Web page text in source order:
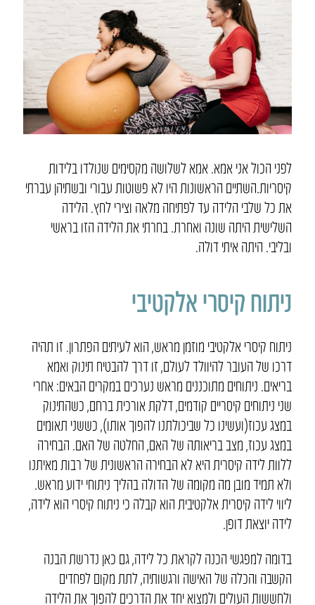
לפני הכול אני אמא. אמא לשלושה מקסימים שנולדו בלידות
קיסריות.השתיים הראשונות היו לא פשוטות עבורי ובשתיהן עברתי
את כל שלבי הלידה עד לפתיחה מלאה וצירי לחץ. הלידה
השלישית היתה שונה ואחרת. בחרתי את הלידה הזו בראשי
ובליבי. היתה איתי דולה.
ניתוח קיסרי אלקטיבי
ניתוח קיסרי אלקטיבי מוזמן מראש, הוא לעיתים הפתרון. זו תהיה
דרכו של העובר להיוולד לעולם, זו דרך להבטיח תינוק ואמא
בריאים. ניתוחים מתוכננים מראש נערכים במקרים הבאים: אחרי
שני ניתוחים קיסריים קודמים, דלקת אורכית ברחם, כשהתינוק
במצג עכוז(ועשינו כל שביכולתנו להפוך אותו), כששני תאומים
במצג עכוז, מצב בריאותה של האם, החלטה של האם. הבחירה
ללוות לידה קיסרית היא לא הבחירה הראשונית של רבות מאיתנו
ולא תמיד מובן מה מקומה של הדולה בהליך ניתוחי ידוע מראש.
ליווי לידה קיסרית אלקטיבית הוא קבלה כי ניתוח קיסרי הוא לידה,
לידה יוצאת דופן.
בדומה למפגשי הכנה לקראת כל לידה, גם כאן נדרשת הבנה
הקשבה והכלה של האישה ורגשותיה, לתת מקום לפחדים
ולחששות העולים ולמצוא יחד את הדרכים להפוך את הלידה